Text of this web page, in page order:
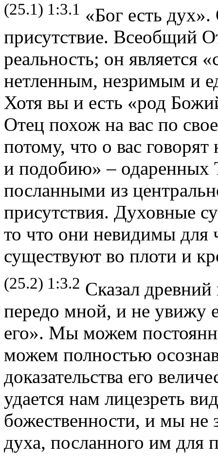
(25.1) 1:3.1 «Бог есть
присутствие. Всеобщий
реальность; он является
нетленным, незримым и
Хотя вы и есть «род
Отец похож на вас по
потому, что о вас
и подобию» – одаренных
посланными из
присутствия. Духовные
то что они невидимы для
существуют во плоти и
(25.2) 1:3.2 Сказал
передо мной, и не увижу
его». Мы можем
можем полностью
доказательства его
удается нам лицезреть
божественности, и мы не
духа, посланного им для